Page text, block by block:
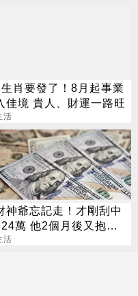
肖要發了！8月起事業
佳境 貴人、財運一路旺
活
神爺忘記走！才剛刮中
萬 他2個月後又抱回
萬
活